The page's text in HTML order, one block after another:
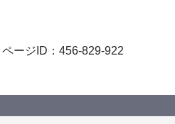
ページID：456-829-922